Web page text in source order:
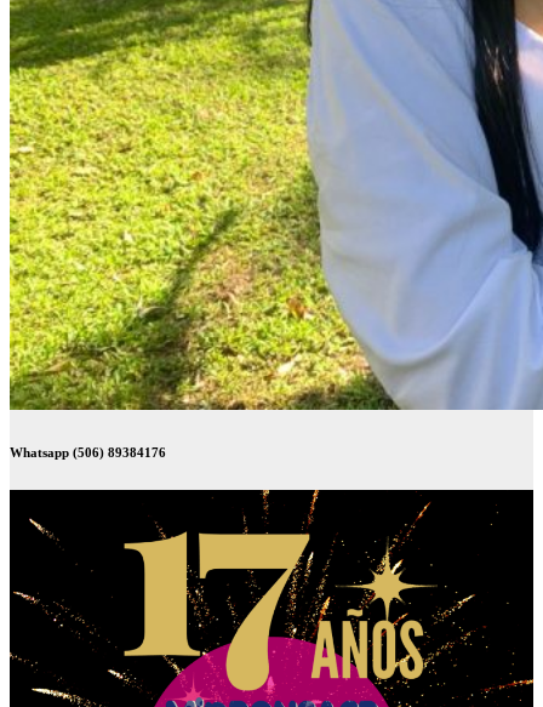
Whatsapp (506) 89384176